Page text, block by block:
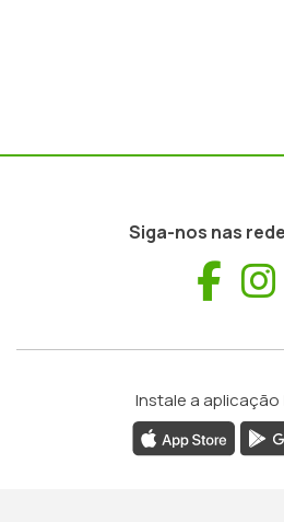
Siga-nos nas
Instale a aplicação